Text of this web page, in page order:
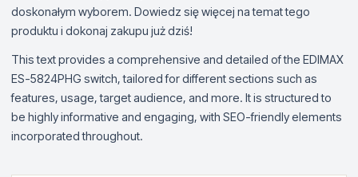
doskonałym wyborem. Dowiedz się więcej na temat tego
produktu i dokonaj zakupu już dziś!
This text provides a comprehensive and detailed of the EDIMAX
ES-5824PHG switch, tailored for different sections such as
features, usage, target audience, and more. It is structured to
be highly informative and engaging, with SEO-friendly elements
incorporated throughout.